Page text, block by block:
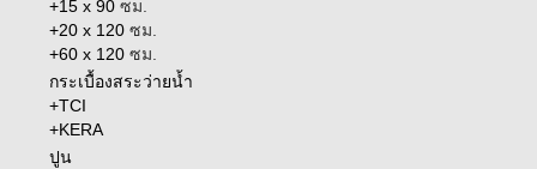
+15 x 90 ซม.
+20 x 120 ซม.
+60 x 120 ซม.
กระเบื้องสระว่ายน้ำ
+TCI
+KERA
ปูน